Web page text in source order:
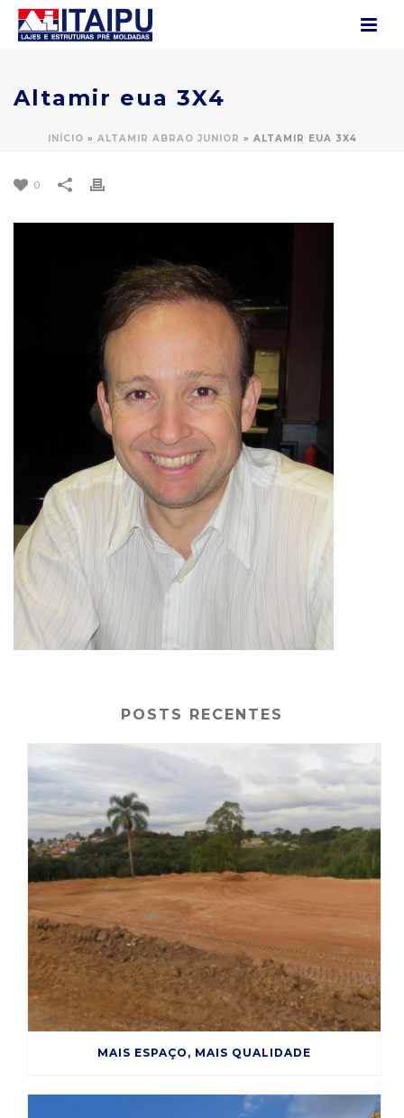
Altamir eua 3X4
INÍCIO » ALTAMIR ABRAO JUNIOR » ALTAMIR EUA 3X4
0
POSTS RECENTES
MAIS ESPAÇO, MAIS QUALIDADE